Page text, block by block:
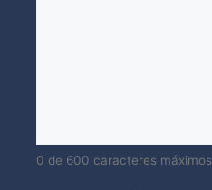
0 de 600 caracteres máximos